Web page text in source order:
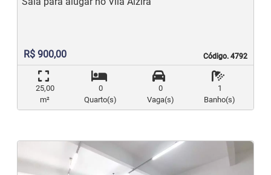
Código. 4792
Código. 4792
R$ 900,00
25,00
m²
0
Quarto(s)
0
Vaga(s)
1
Banho(s)